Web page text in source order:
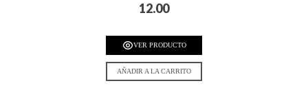
12.00
VER PRODUCTO
AÑADIR A LA CARRITO